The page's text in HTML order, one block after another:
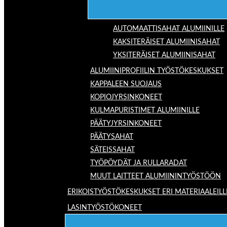
AUTOMAATTISAHAT ALUMIINILLE
KAKSITERÄISET ALUMIINISAHAT
YKSITERÄISET ALUMIINISAHAT
ALUMIINIPROFIILIN TYÖSTÖKESKUKSET
KAPPALEEN SUOJAUS
KOPIOJYRSINKONEET
KULMAPURISTIMET ALUMIINILLE
PÄÄTYJYRSINKONEET
PÄÄTYSAHAT
SÄTEISSAHAT
TYÖPÖYDÄT JA RULLARADAT
MUUT LAITTEET ALUMIININTYÖSTÖÖN
ERIKOISTYÖSTÖKESKUKSET ERI
LASINTYÖSTÖKONEET